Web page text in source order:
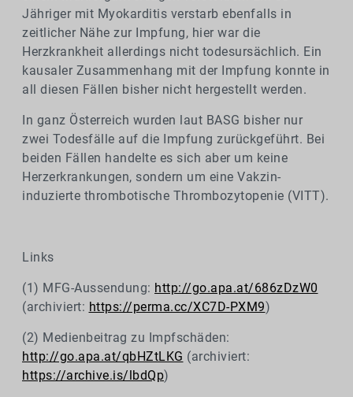
Jähriger mit Myokarditis verstarb ebenfalls in
zeitlicher Nähe zur Impfung, hier war die
Herzkrankheit allerdings nicht todesursächlich. Ein
kausaler Zusammenhang mit der Impfung konnte in
all diesen Fällen bisher nicht hergestellt werden.
In ganz Österreich wurden laut BASG bisher nur
zwei Todesfälle auf die Impfung zurückgeführt. Bei
beiden Fällen handelte es sich aber um keine
Herzerkrankungen, sondern um eine Vakzin-
induzierte thrombotische Thrombozytopenie (VITT).
Links
(1) MFG-Aussendung: http://go.apa.at/686zDzW0
(archiviert: https://perma.cc/XC7D-PXM9)
(2) Medienbeitrag zu Impfschäden:
http://go.apa.at/qbHZtLKG (archiviert:
https://archive.is/lbdQp)